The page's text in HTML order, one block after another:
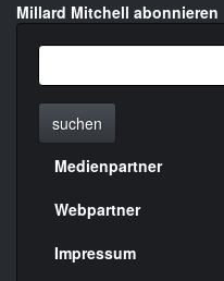
Millard Mitchell abonnieren
suchen
Menülinks
rechte
Seite
Medienpartner
Webpartner
Impressum